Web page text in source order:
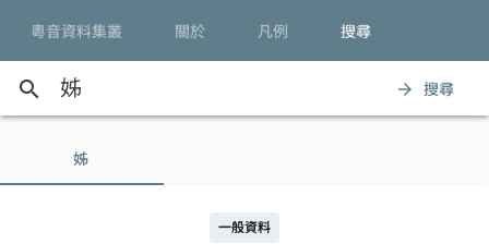
粵音資料集叢 關於 凡例 搜尋
search arrow_forward 搜尋
姊
一般資料